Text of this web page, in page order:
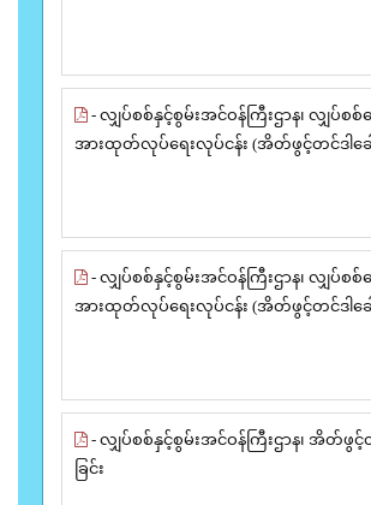
- လျှပ်စစ်နှင့်စွမ်းအင်ဝန်ကြီးဌာန၊ လျှပ်စစ်
အားထုတ်လုပ်ရေးလုပ်ငန်း (အိတ်ဖွင့်တင်ဒါခေ
- လျှပ်စစ်နှင့်စွမ်းအင်ဝန်ကြီးဌာန၊ လျှပ်စစ်
အားထုတ်လုပ်ရေးလုပ်ငန်း (အိတ်ဖွင့်တင်ဒါခေ
- လျှပ်စစ်နှင့်စွမ်းအင်ဝန်ကြီးဌာန၊ အိတ်ဖွင့်
ခြင်း